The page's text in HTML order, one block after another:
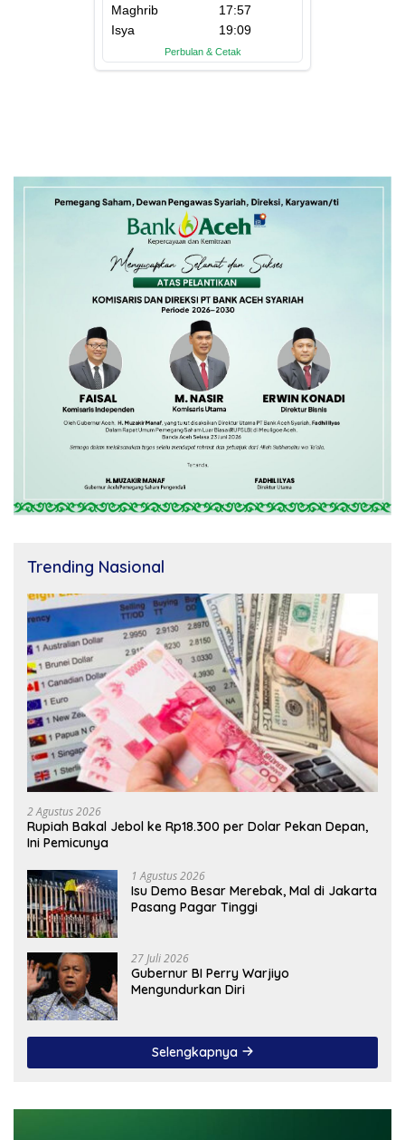
Trending Nasional
2 Agustus 2026
Rupiah Bakal Jebol ke Rp18.300 per Dolar Pekan Depan,
Ini Pemicunya
1 Agustus 2026
Isu Demo Besar Merebak, Mal di Jakarta
Pasang Pagar Tinggi
27 Juli 2026
Gubernur BI Perry Warjiyo
Mengundurkan Diri
Selengkapnya